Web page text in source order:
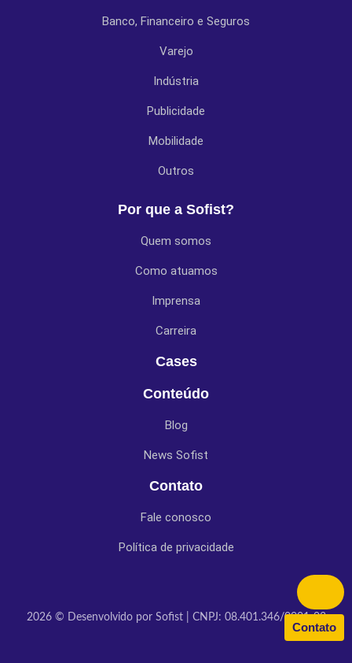
Banco, Financeiro e Seguros
Varejo
Indústria
Publicidade
Mobilidade
Outros
Por que a Sofist?
Quem somos
Como atuamos
Imprensa
Carreira
Cases
Conteúdo
Blog
News Sofist
Contato
Fale conosco
Política de privacidade
2026 © Desenvolvido por Sofist | CNPJ: 08.401.346/0001-03
Contato